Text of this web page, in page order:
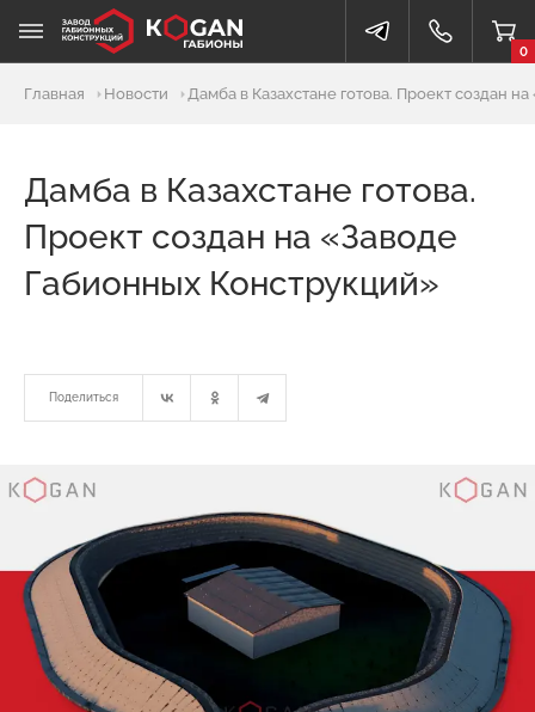
0
Главная Новости Дамба в Казахстане готова. Проект создан
Дамба в Казахстане готова.
Проект создан на «Заводе
Габионных Конструкций»
Поделиться